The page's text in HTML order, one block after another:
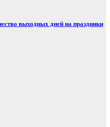
выходных дней на праздники